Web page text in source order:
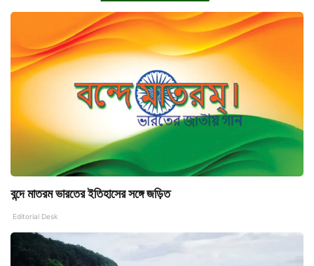
বন্দে মাতরম ভারতের ইতিহাসের সঙ্গে জড়িত
Editorial Desk